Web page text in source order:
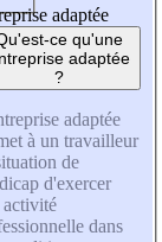
adaptée
ce qu'une
adaptée
?
adaptée
à un travailleur
de
d'exercer
activité
dans